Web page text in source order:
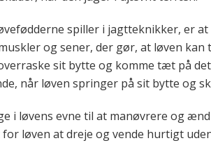
spiller i jagtteknikker, er
og sener, der gør, at løven
sit bytte og komme tæt på
når løven springer på sit bytte og
i løvens evne til at manøvrere og
løven at dreje og vende hurtigt